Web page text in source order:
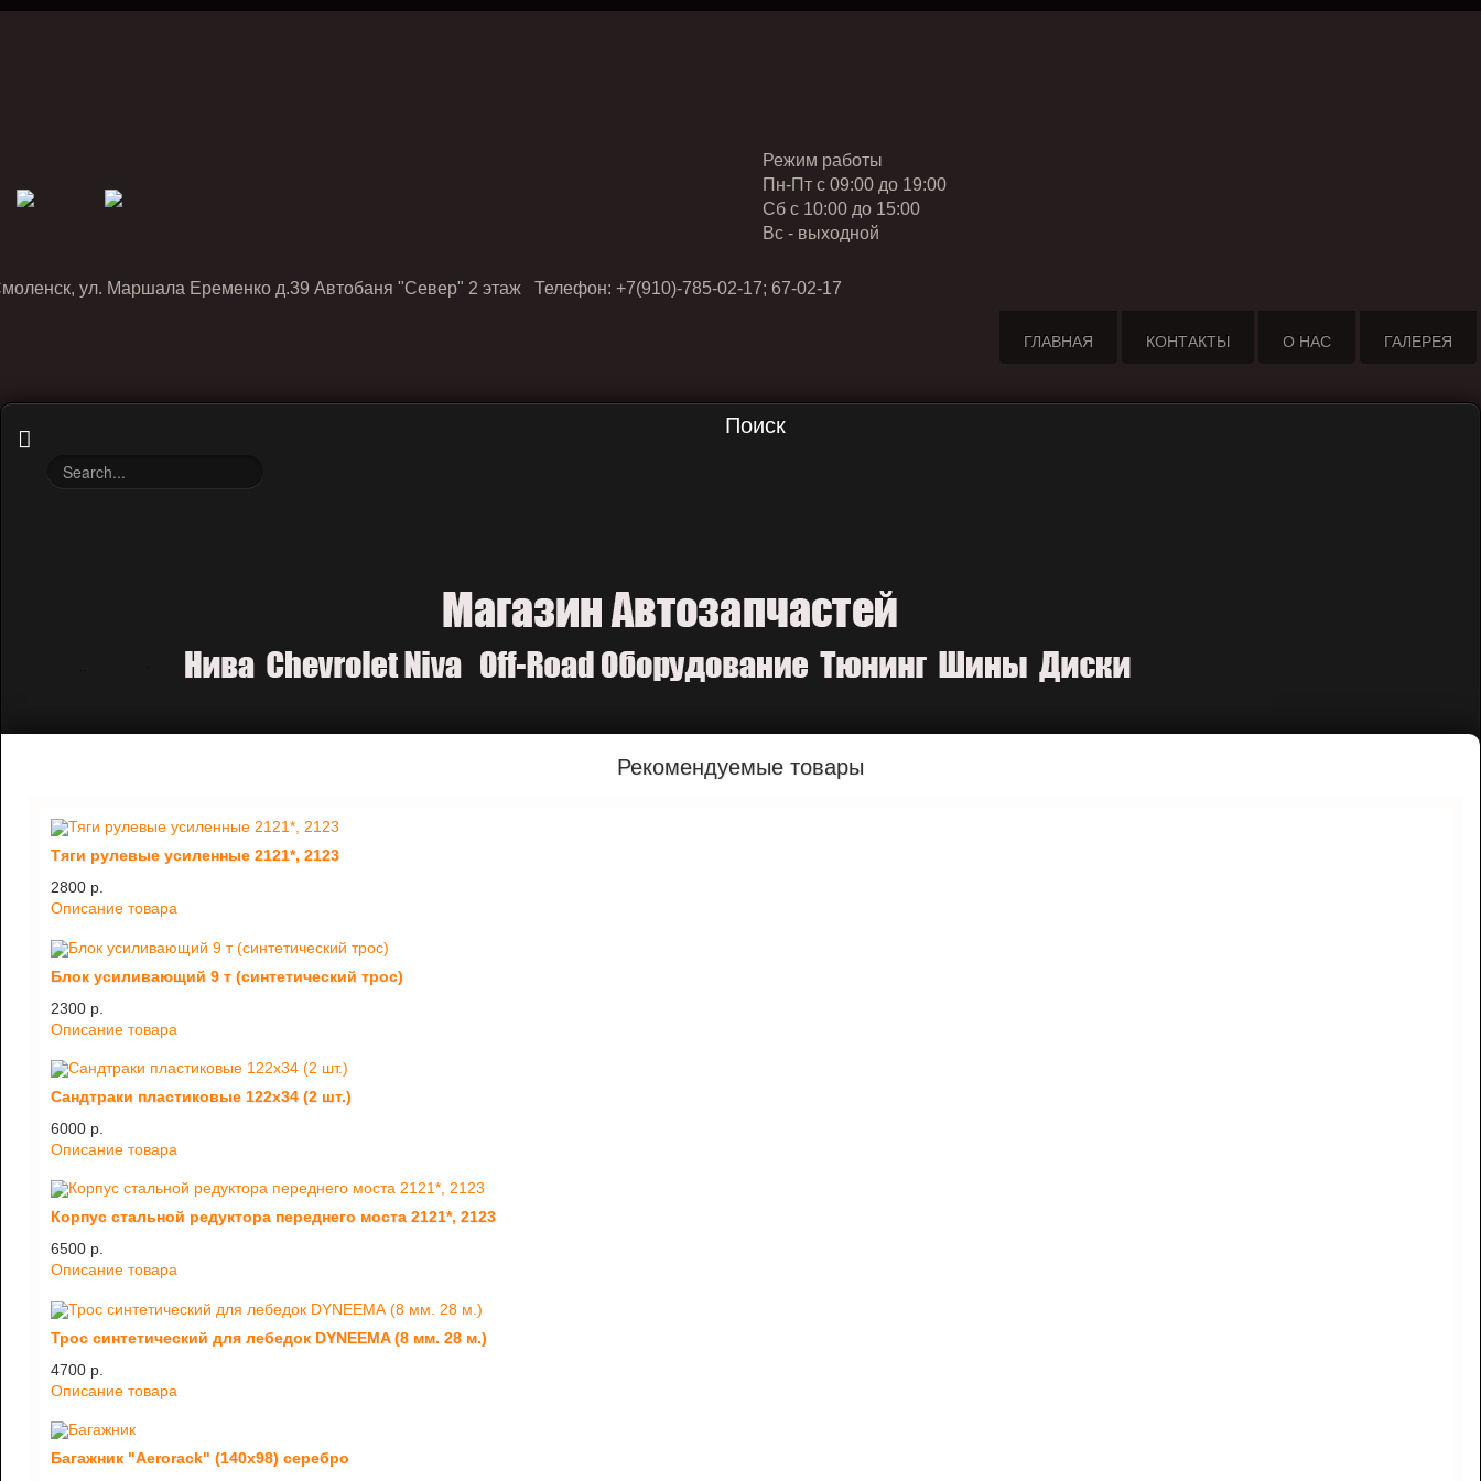
Режим работы
Пн-Пт с 09:00 до 19:00
Cб с 10:00 до 15:00
Вс - выходной
ул. Маршала Еременко д.39 Автобаня "Север" 2 этаж Телефон: +7(910)-785-02-17; 67-02-17
ГЛАВНАЯ КОНТАКТЫ О НАС ГАЛЕРЕЯ
Поиск
Рекомендуемые товары
Тяги рулевые усиленные 2121*, 2123
2800 p.
Описание товара
Блок усиливающий 9 т (синтетический трос)
2300 p.
Описание товара
Сандтраки пластиковые 122х34 (2 шт.)
6000 p.
Описание товара
Корпус стальной редуктора переднего моста 2121*, 2123
6500 p.
Описание товара
Трос синтетический для лебедок DYNEEMA (8 мм. 28 м.)
4700 p.
Описание товара
Багажник "Aerorack" (140х98) серебро